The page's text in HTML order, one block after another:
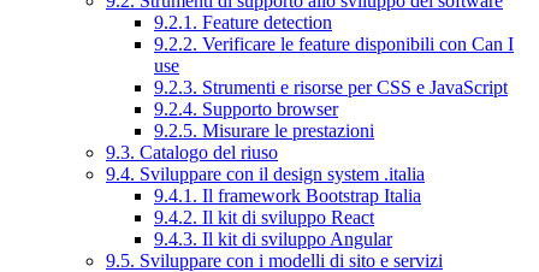
9.2.1. Feature detection
9.2.2. Verificare le feature disponibili con Can I
use
9.2.3. Strumenti e risorse per CSS e JavaScript
9.2.4. Supporto browser
9.2.5. Misurare le prestazioni
9.3. Catalogo del riuso
9.4. Sviluppare con il design system .italia
9.4.1. Il framework Bootstrap Italia
9.4.2. Il kit di sviluppo React
9.4.3. Il kit di sviluppo Angular
9.5. Sviluppare con i modelli di sito e servizi